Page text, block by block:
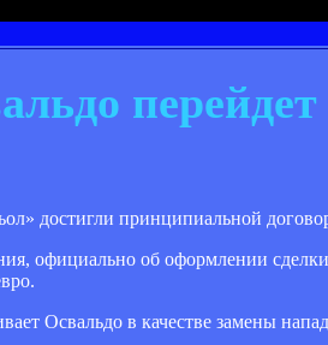
достигли принципиальной
официально об оформлении
Освальдо в качестве замены